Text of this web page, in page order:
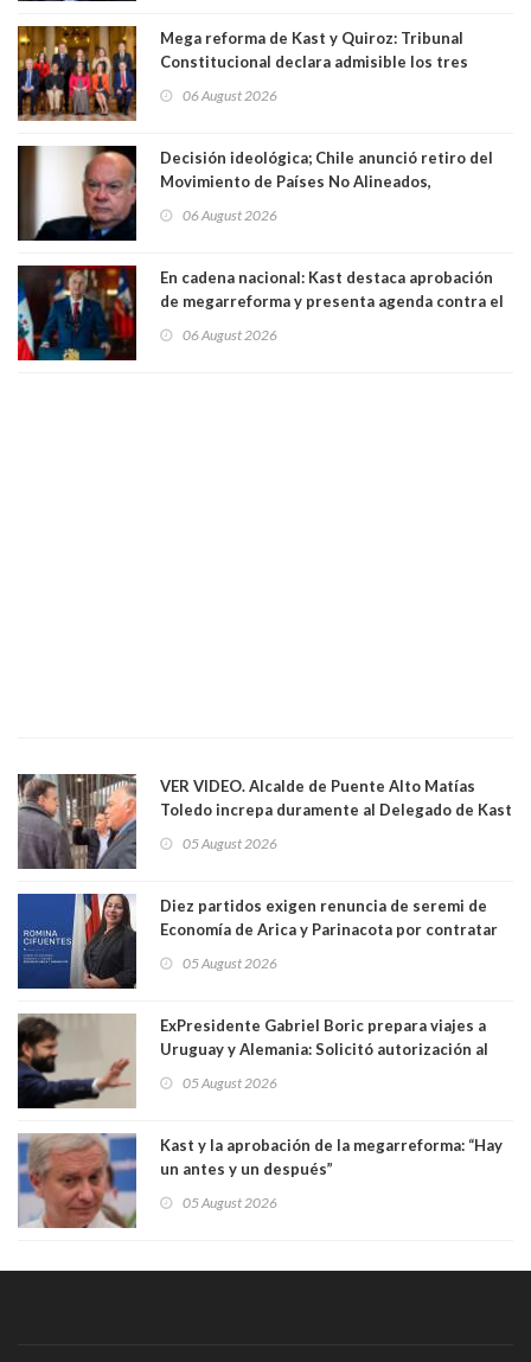
Mega reforma de Kast y Quiroz: Tribunal
Constitucional declara admisible los tres
06 August 2026
Decisión ideológica; Chile anunció retiro del
Movimiento de Países No Alineados,
1971. Excanciller Insulza lamentó decisión
06 August 2026
En cadena nacional: Kast destaca aprobación
de megarreforma y presenta agenda contra el
06 August 2026
VER VIDEO. Alcalde de Puente Alto Matías
Toledo increpa duramente al Delegado de Kast
delegado nuevamente arrancando"
05 August 2026
Diez partidos exigen renuncia de seremi de
Economía de Arica y Parinacota por contratar
una militante de RN, detenida con 47 kilos de
05 August 2026
ExPresidente Gabriel Boric prepara viajes a
Uruguay y Alemania: Solicitó autorización al
05 August 2026
Kast y la aprobación de la megarreforma: “Hay
un antes y un después”
05 August 2026